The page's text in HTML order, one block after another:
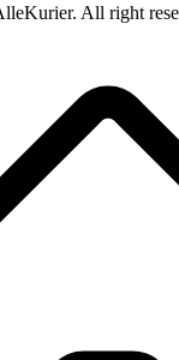
All right